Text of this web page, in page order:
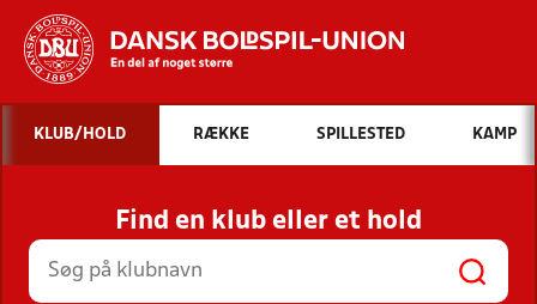
Hvad vil du søge efter?
INDHOLD OG NYHEDER
STILLINGER, RESULTATER, KLUBBER OG
HOLD
KLUB/HOLD RÆKKE SPILLESTED KAMP
Find en klub eller et hold